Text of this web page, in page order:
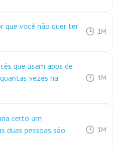
que você não quer ter
1M
que usam apps de
vezes na
1M
certo um
duas pessoas são
1M